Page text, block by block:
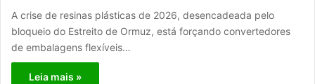
A crise de resinas plásticas de 2026, desencadeada pelo
bloqueio do Estreito de Ormuz, está forçando convertedores
de embalagens flexíveis…
Leia mais »